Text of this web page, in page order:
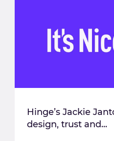
Hinge’s Jackie
design, trust and...